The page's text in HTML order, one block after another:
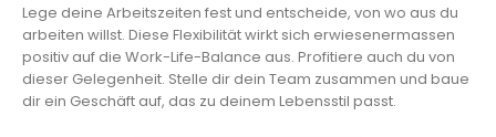
Lege deine Arbeitszeiten fest und entscheide, von wo aus du
arbeiten willst. Diese Flexibilität wirkt sich erwiesenermassen
positiv auf die Work-Life-Balance aus. Profitiere auch du von
dieser Gelegenheit. Stelle dir dein Team zusammen und baue
dir ein Geschäft auf, das zu deinem Lebensstil passt.